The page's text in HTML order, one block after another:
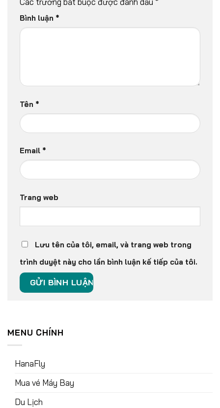
Bình luận *
Tên *
Email *
Trang web
Lưu tên của tôi, email, và trang web trong
trình duyệt này cho lần bình luận kế tiếp của tôi.
MENU CHÍNH
HanaFly
Mua vé Máy Bay
Du Lịch